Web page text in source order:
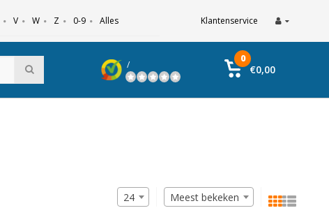
V W Z 0-9 Alles Klantenservice
/
0
€0,00
Meest bekeken
24